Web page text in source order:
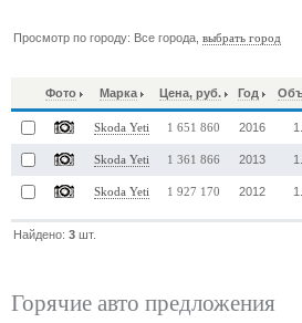
Просмотр по городу: Все города,выбрать город
Фото Марка Цена, руб. Год
Skoda Yeti 1 651 860 2016
Skoda Yeti 1 361 866 2013
Skoda Yeti 1 927 170 2012
Найдено:3 шт.
Горячие авто предложения